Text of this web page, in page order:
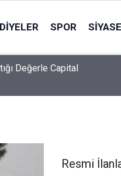
SPOR
Değerle Capital
Resmi